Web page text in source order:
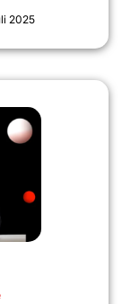
2025